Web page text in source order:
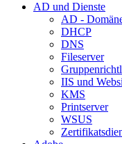
AD und Dienste
AD -
DHCP
DNS
Fileserver
IIS und
KMS
Printserver
WSUS